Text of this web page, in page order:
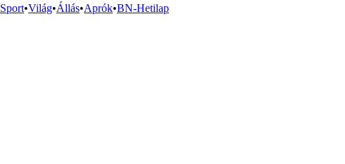
Sport•Világ•Állás•Aprók•BN-Hetilap